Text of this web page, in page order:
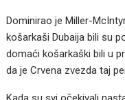
Dominirao je Miller-
košarkaši Dubaija bili su
domaći košarkaški bili u
da je Crvena zvezda taj